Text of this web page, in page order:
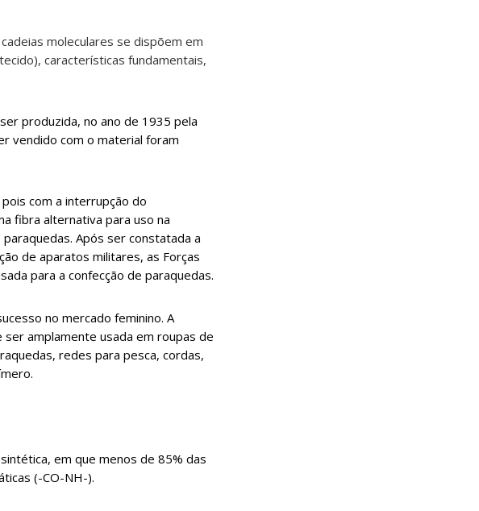
moleculares se dispõem em
características fundamentais,
produzida, no ano de 1935 pela
vendido com o material foram
com a interrupção do
fibra alternativa para uso na
Após ser constatada a
de aparatos militares, as Forças
para a confecção de paraquedas.
no mercado feminino. A
amplamente usada em roupas de
redes para pesca, cordas,
em que menos de 85% das
(-CO-NH-).